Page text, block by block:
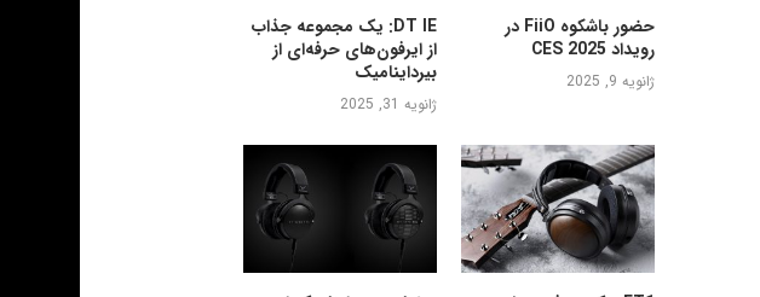
DT IE: یک مجموعه جذاب
از ایرفون‌های حرفه‌ای از
بیرداینامیک
ژانویه 31, 2025
حضور باشکوه FiiO در
رویداد CES 2025
ژانویه 9, 2025